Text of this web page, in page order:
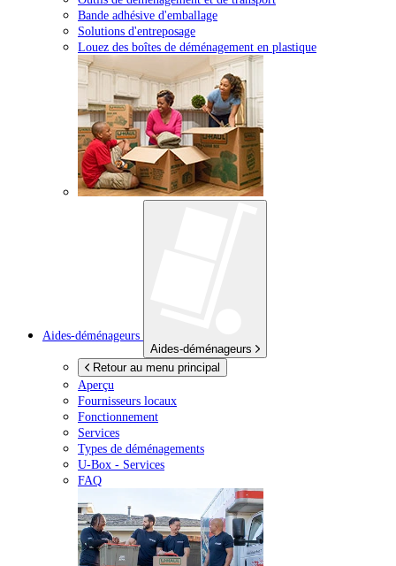
Bande adhésive d'emballage
Solutions d'entreposage
Louez des boîtes de déménagement en plastique
Aides-déménageurs
Aides-déménageurs
Retour au menu principal
Aperçu
Fournisseurs locaux
Fonctionnement
Services
Types de déménagements
U-Box - Services
FAQ